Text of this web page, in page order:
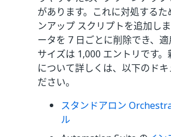
があります。これに対処する
ンアップ スクリプトを追加し
ータを 7 日ごとに削除でき、
サイズは 1,000 エントリです
について詳しくは、以下のド
ださい。
スタンドアロン
ル